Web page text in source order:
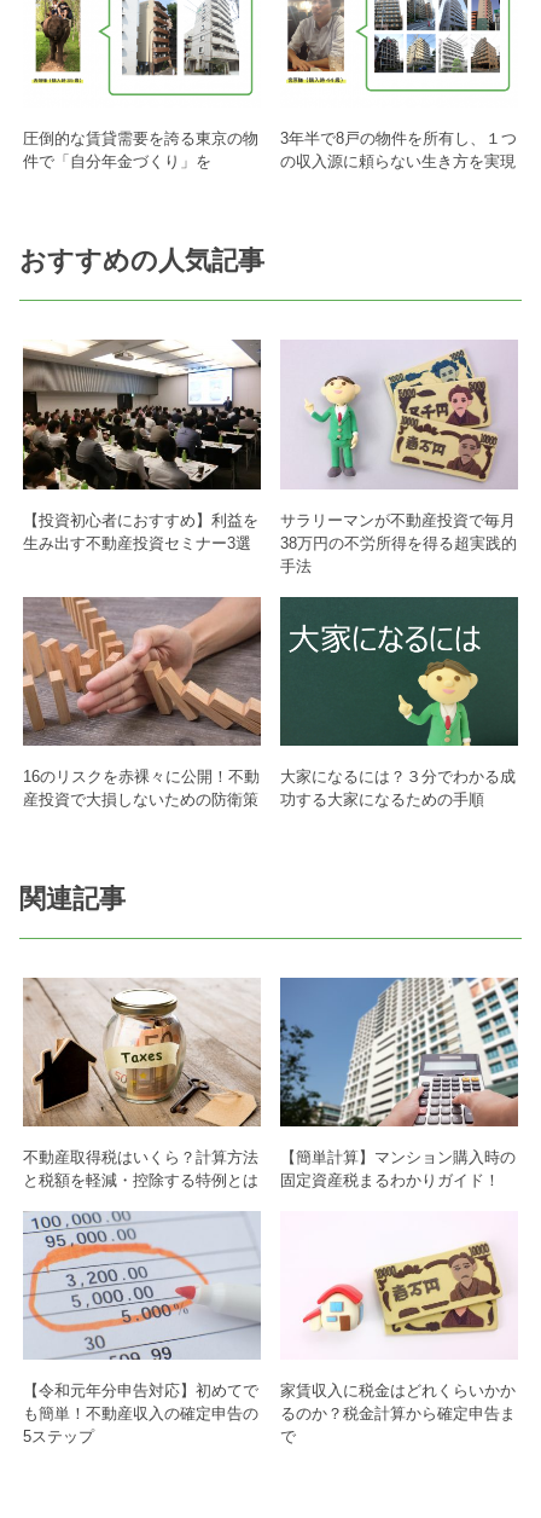
圧倒的な賃貸需要を誇る東京の物
件で「自分年金づくり」を
3年半で8戸の物件を所有し、１つ
の収入源に頼らない生き方を実現
おすすめの人気記事
【投資初心者におすすめ】利益を
生み出す不動産投資セミナー3選
サラリーマンが不動産投資で毎月
38万円の不労所得を得る超実践的
手法
16のリスクを赤裸々に公開！不動
産投資で大損しないための防衛策
大家になるには？３分でわかる成
功する大家になるための手順
関連記事
不動産取得税はいくら？計算方法
と税額を軽減・控除する特例とは
【簡単計算】マンション購入時の
固定資産税まるわかりガイド！
【令和元年分申告対応】初めてで
も簡単！不動産収入の確定申告の
5ステップ
家賃収入に税金はどれくらいかか
るのか？税金計算から確定申告ま
で